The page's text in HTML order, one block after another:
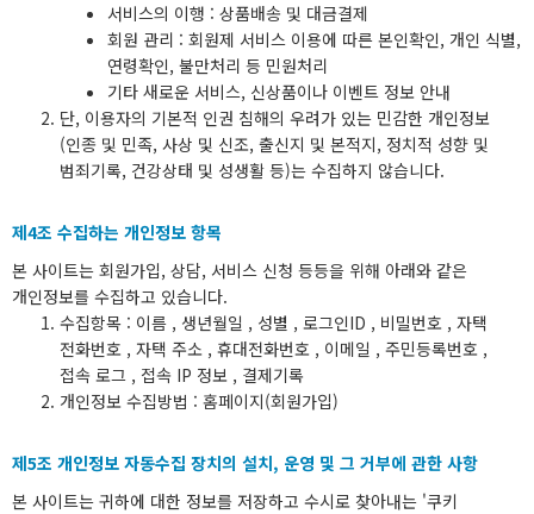
서비스의 이행 : 상품배송 및 대금결제
회원 관리 : 회원제 서비스 이용에 따른 본인확인, 개인 식별,
연령확인, 불만처리 등 민원처리
기타 새로운 서비스, 신상품이나 이벤트 정보 안내
단, 이용자의 기본적 인권 침해의 우려가 있는 민감한 개인정보
(인종 및 민족, 사상 및 신조, 출신지 및 본적지, 정치적 성향 및
범죄기록, 건강상태 및 성생활 등)는 수집하지 않습니다.
제4조 수집하는 개인정보 항목
본 사이트는 회원가입, 상담, 서비스 신청 등등을 위해 아래와 같은
개인정보를 수집하고 있습니다.
수집항목 : 이름 , 생년월일 , 성별 , 로그인ID , 비밀번호 , 자택
전화번호 , 자택 주소 , 휴대전화번호 , 이메일 , 주민등록번호 ,
접속 로그 , 접속 IP 정보 , 결제기록
개인정보 수집방법 : 홈페이지(회원가입)
제5조 개인정보 자동수집 장치의 설치, 운영 및 그 거부에 관한 사항
본 사이트는 귀하에 대한 정보를 저장하고 수시로 찾아내는 '쿠키